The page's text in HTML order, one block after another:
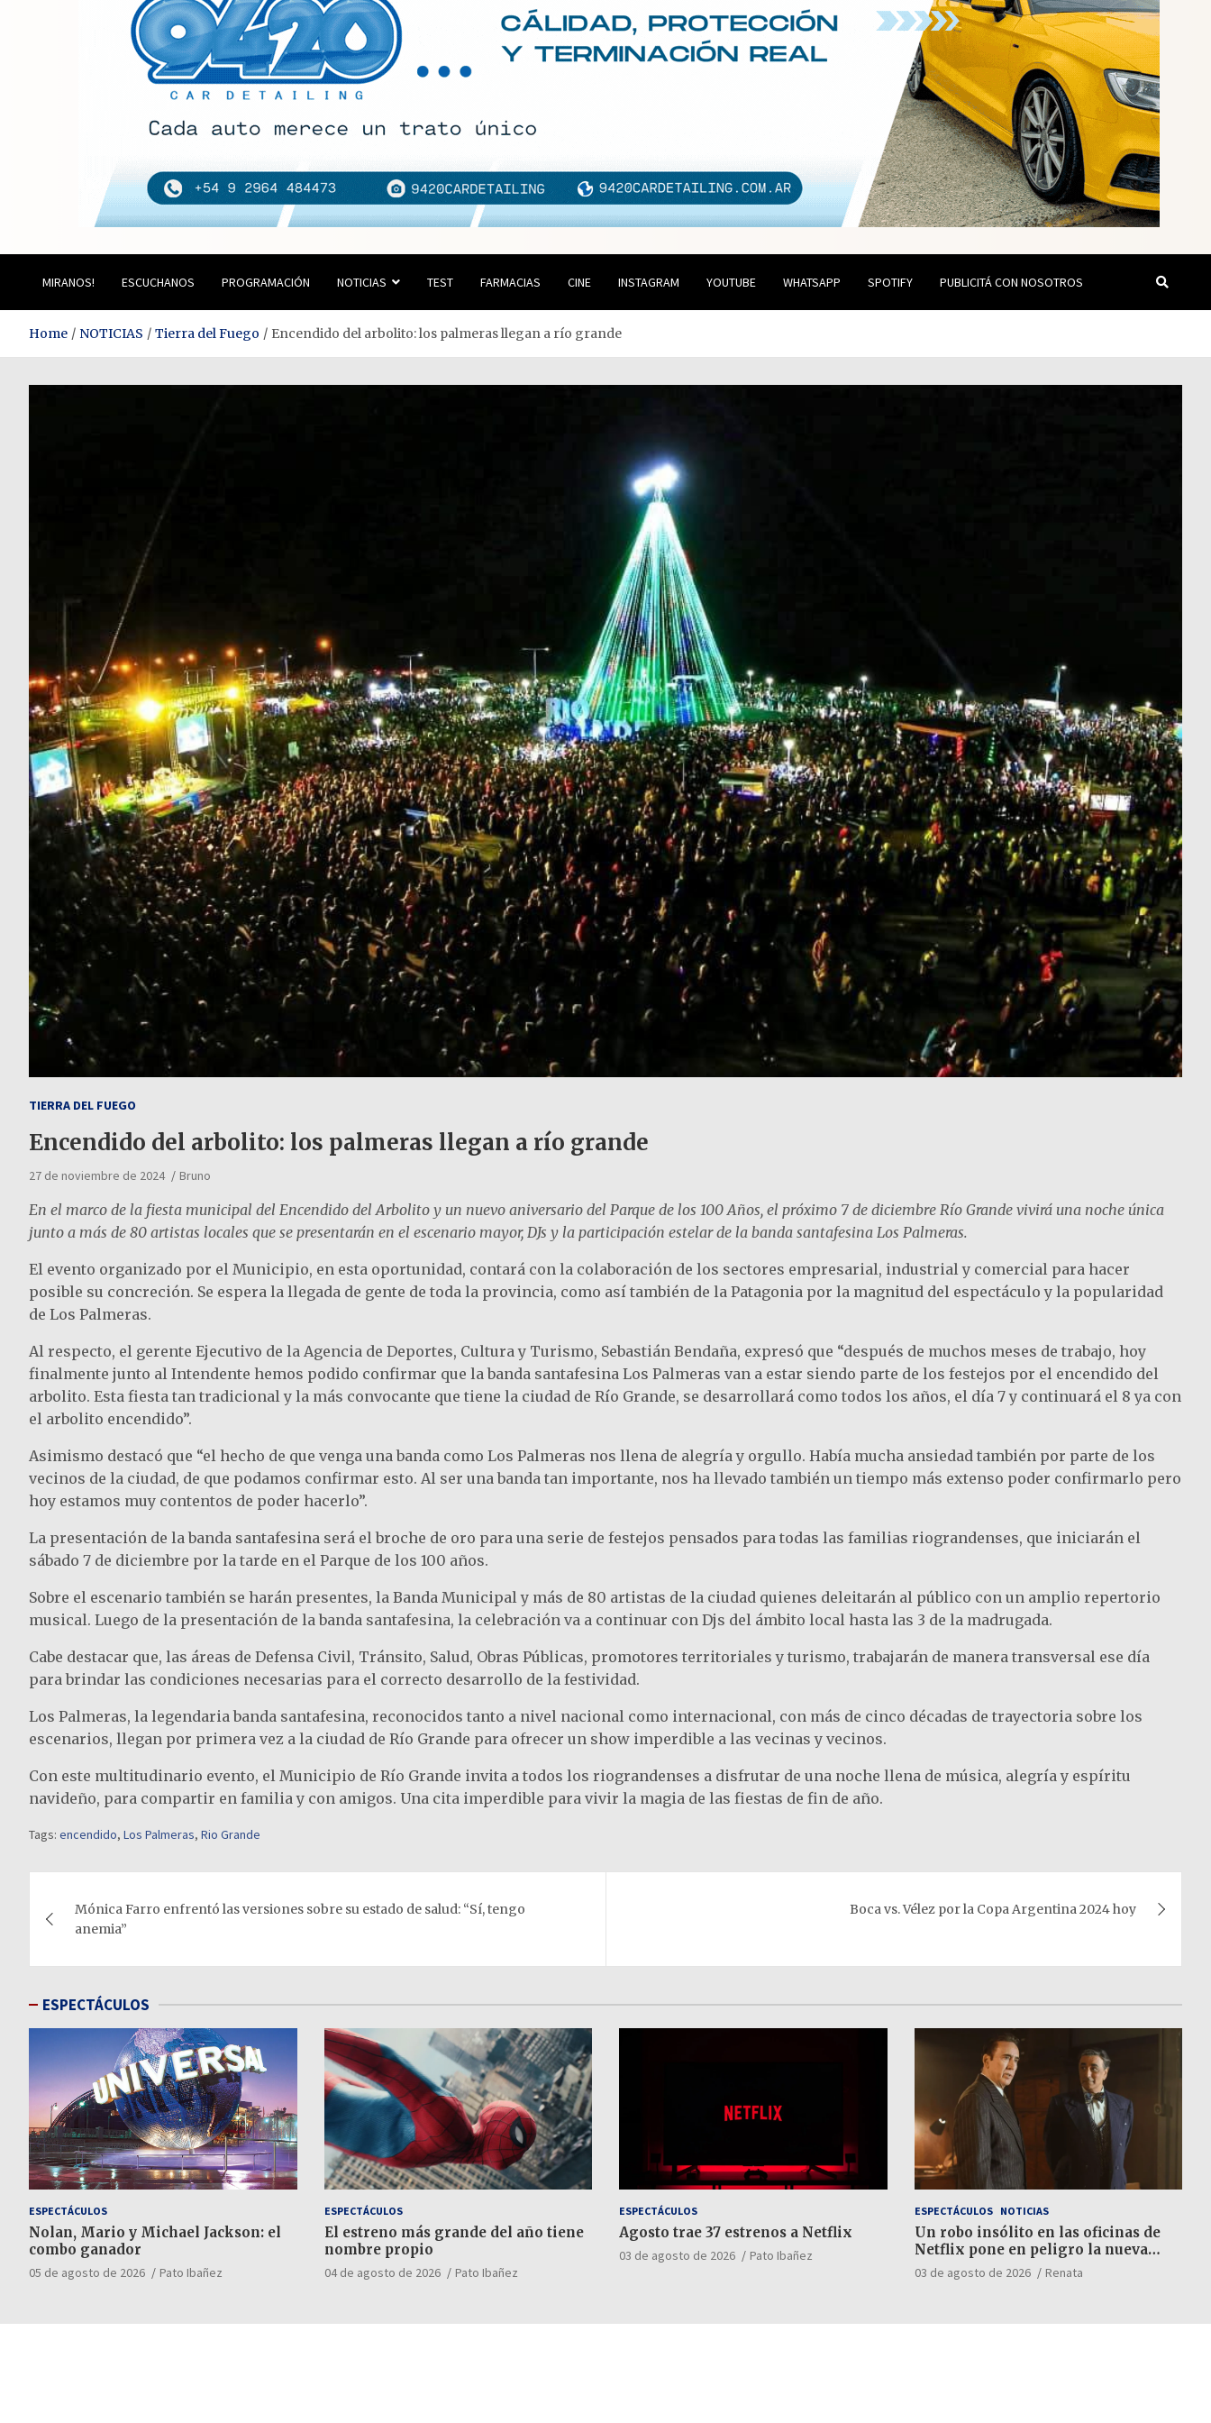
Estación del Siglo
MIRANOS! ESCUCHANOS PROGRAMACIÓN NOTICIAS TEST FARMACIAS CINE INSTAGRAM YOUTUBE WHATSAPP SPOTIFY PUBLICITÁ CON NOSOTROS
Home NOTICIAS Tierra del Fuego Encendido del arbolito: los palmeras llegan a río grande
TIERRA DEL FUEGO
Encendido del arbolito: los palmeras llegan a río grande
27 de noviembre de 2024 Bruno
En el marco de la fiesta municipal del Encendido del Arbolito y un nuevo aniversario del Parque de los 100 Años, el próximo 7 de diciembre Río Grande vivirá una noche única
junto a más de 80 artistas locales que se presentarán en el escenario mayor, DJs y la participación estelar de la banda santafesina Los Palmeras.
El evento organizado por el Municipio, en esta oportunidad, contará con la colaboración de los sectores empresarial, industrial y comercial para hacer
posible su concreción. Se espera la llegada de gente de toda la provincia, como así también de la Patagonia por la magnitud del espectáculo y la popularidad
de Los Palmeras.
Al respecto, el gerente Ejecutivo de la Agencia de Deportes, Cultura y Turismo, Sebastián Bendaña, expresó que “después de muchos meses de trabajo, hoy
finalmente junto al Intendente hemos podido confirmar que la banda santafesina Los Palmeras van a estar siendo parte de los festejos por el encendido del
arbolito. Esta fiesta tan tradicional y la más convocante que tiene la ciudad de Río Grande, se desarrollará como todos los años, el día 7 y continuará el 8 ya con
el arbolito encendido”.
Asimismo destacó que “el hecho de que venga una banda como Los Palmeras nos llena de alegría y orgullo. Había mucha ansiedad también por parte de los
vecinos de la ciudad, de que podamos confirmar esto. Al ser una banda tan importante, nos ha llevado también un tiempo más extenso poder confirmarlo pero
hoy estamos muy contentos de poder hacerlo”.
La presentación de la banda santafesina será el broche de oro para una serie de festejos pensados para todas las familias riograndenses, que iniciarán el
sábado 7 de diciembre por la tarde en el Parque de los 100 años.
Sobre el escenario también se harán presentes, la Banda Municipal y más de 80 artistas de la ciudad quienes deleitarán al público con un amplio repertorio
musical. Luego de la presentación de la banda santafesina, la celebración va a continuar con Djs del ámbito local hasta las 3 de la madrugada.
Cabe destacar que, las áreas de Defensa Civil, Tránsito, Salud, Obras Públicas, promotores territoriales y turismo, trabajarán de manera transversal ese día
para brindar las condiciones necesarias para el correcto desarrollo de la festividad.
Los Palmeras, la legendaria banda santafesina, reconocidos tanto a nivel nacional como internacional, con más de cinco décadas de trayectoria sobre los
escenarios, llegan por primera vez a la ciudad de Río Grande para ofrecer un show imperdible a las vecinas y vecinos.
Con este multitudinario evento, el Municipio de Río Grande invita a todos los riograndenses a disfrutar de una noche llena de música, alegría y espíritu
navideño, para compartir en familia y con amigos. Una cita imperdible para vivir la magia de las fiestas de fin de año.
Tags: encendido, Los Palmeras, Rio Grande
de
entradas
Mónica Farro enfrentó las versiones sobre su estado de salud: “Sí, tengo
anemia”
Boca vs. Vélez por la Copa Argentina 2024 hoy
ESPECTÁCULOS
ESPECTÁCULOS
Nolan, Mario y Michael Jackson: el
combo ganador
05 de agosto de 2026 Pato Ibañez
ESPECTÁCULOS
El estreno más grande del año tiene
nombre propio
04 de agosto de 2026 Pato Ibañez
ESPECTÁCULOS
Agosto trae 37 estrenos a Netflix
03 de agosto de 2026 Pato Ibañez
ESPECTÁCULOS NOTICIAS
Un robo insólito en las oficinas de
Netflix pone en peligro la nueva
película de Nicolas Cage
03 de agosto de 2026 Renata